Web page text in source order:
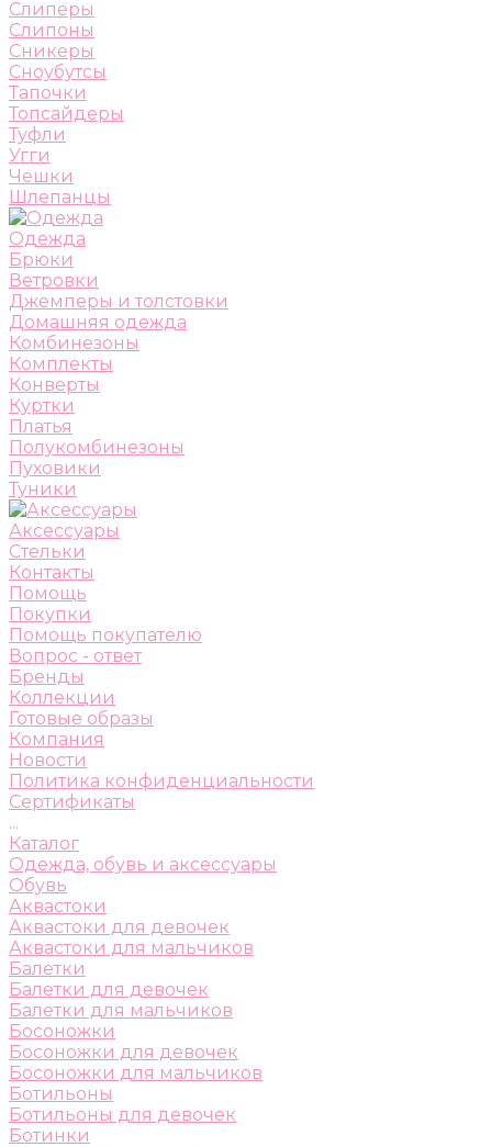
Слиперы
Слипоны
Сникеры
Сноубутсы
Тапочки
Топсайдеры
Туфли
Угги
Чешки
Шлепанцы
Одежда
Брюки
Ветровки
Джемперы и толстовки
Домашняя одежда
Комбинезоны
Комплекты
Конверты
Куртки
Платья
Полукомбинезоны
Пуховики
Туники
Аксессуары
Стельки
Контакты
Помощь
Покупки
Помощь покупателю
Вопрос - ответ
Бренды
Коллекции
Готовые образы
Компания
Новости
Политика конфиденциальности
Сертификаты
...
Каталог
Одежда, обувь и аксессуары
Обувь
Аквастоки
Аквастоки для девочек
Аквастоки для мальчиков
Балетки
Балетки для девочек
Балетки для мальчиков
Босоножки
Босоножки для девочек
Босоножки для мальчиков
Ботильоны
Ботильоны для девочек
Ботинки